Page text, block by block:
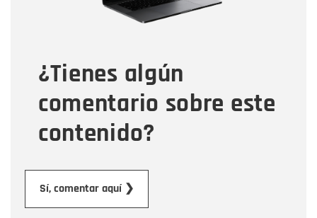
¿Tienes algún
comentario sobre este
contenido?
Sí, comentar aquí ❯
Tipo de comentario
Mensaje